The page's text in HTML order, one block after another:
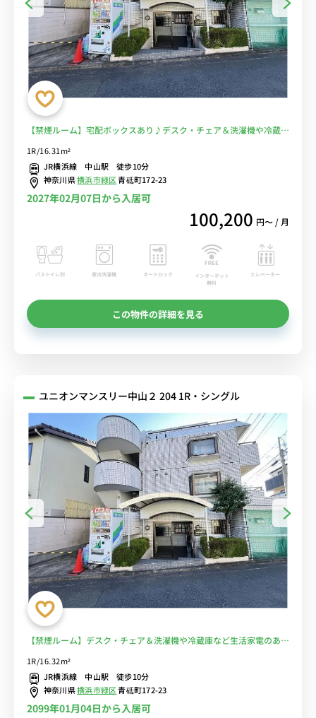
【禁煙ルーム】宅配ボックスあり♪デスク・チェア＆洗濯機や冷蔵庫
など生活家電のあるお部屋/23時まで営業のスーパー・まいばすけっ
とまで物件から徒歩1分■選べるWi-Fi格安レンタル中！
1R/16.31m²
JR横浜線 中山駅 徒歩10分
神奈川県横浜市緑区青砥町172-23
2027年02月07日から入居可
100,200 円〜 / 月
バストイレ別 室内洗濯機 オートロック
インターネット
無料
エレベーター
この物件の詳細を見る
ユニオンマンスリー中山２ 204 1R・シングル
【禁煙ルーム】デスク・チェア＆洗濯機や冷蔵庫など生活家電のある
1分■選べるWi-Fi格安レンタル中！
1R/16.32m²
JR横浜線 中山駅 徒歩10分
神奈川県横浜市緑区青砥町172-23
2099年01月04日から入居可